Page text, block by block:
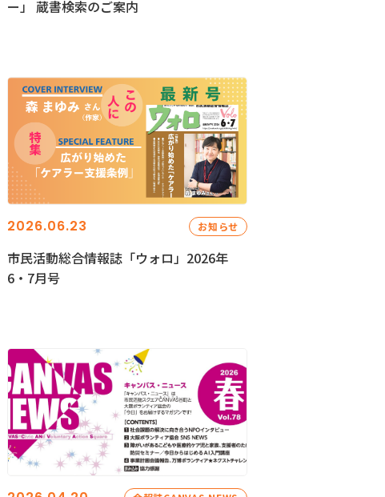
ー」 蔵書検索のご案内
2026.06.23 お知らせ
市民活動総合情報誌「ウォロ」2026年
6・7月号